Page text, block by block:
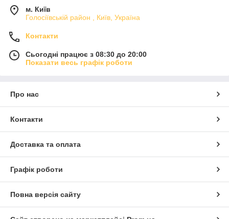
м. Київ
Голосіївській район , Київ, Україна
Контакти
Сьогодні працює з 08:30 до 20:00
Показати весь графік роботи
Про нас
Контакти
Доставка та оплата
Графік роботи
Повна версія сайту